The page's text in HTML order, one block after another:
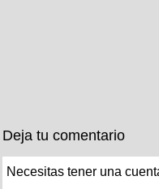
Deja tu comentario
Necesitas tener una